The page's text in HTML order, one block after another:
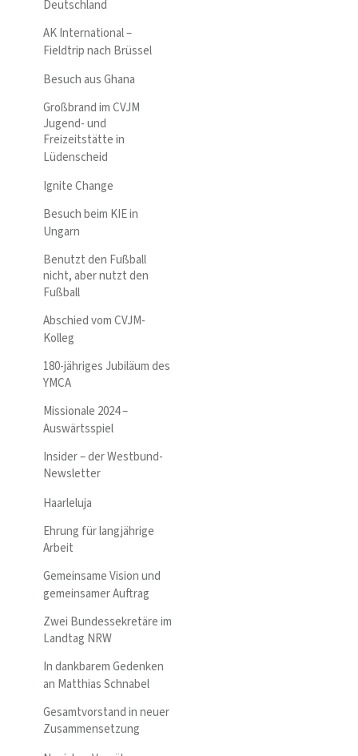
Deutschland
AK International –
Fieldtrip nach Brüssel
Besuch aus Ghana
Großbrand im CVJM
Jugend- und
Freizeitstätte in
Lüdenscheid
Ignite Change
Besuch beim KIE in
Ungarn
Benutzt den Fußball
nicht, aber nutzt den
Fußball
Abschied vom CVJM-
Kolleg
180-jähriges Jubiläum des
YMCA
Missionale 2024 –
Auswärtsspiel
Insider – der Westbund-
Newsletter
Haarleluja
Ehrung für langjährige
Arbeit
Gemeinsame Vision und
gemeinsamer Auftrag
Zwei Bundessekretäre im
Landtag NRW
In dankbarem Gedenken
an Matthias Schnabel
Gesamtvorstand in neuer
Zusammensetzung